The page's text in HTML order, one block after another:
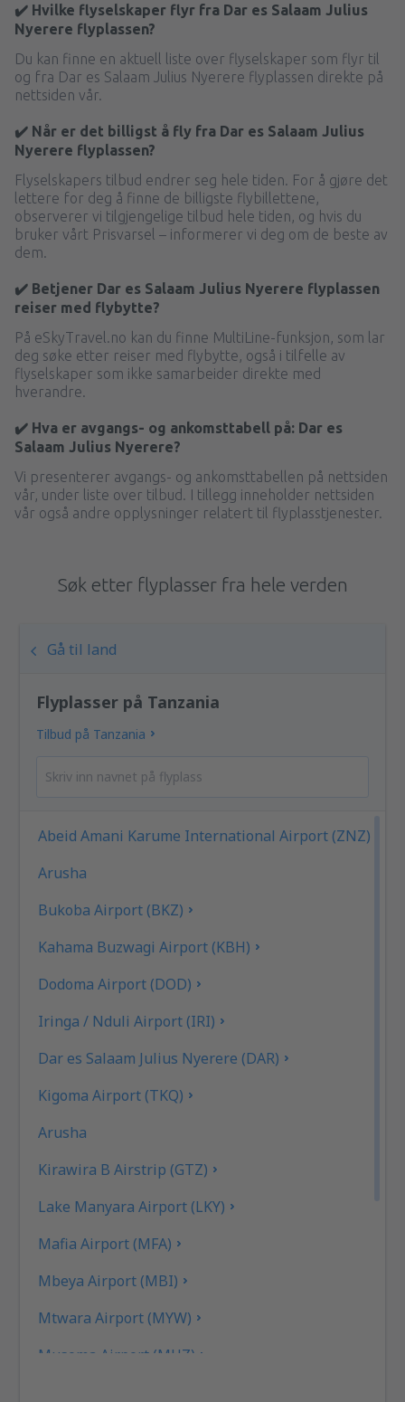
✔️ Hvilke flyselskaper flyr fra Dar es Salaam Julius
Nyerere flyplassen?
Du kan finne en aktuell liste over flyselskaper som flyr til
og fra Dar es Salaam Julius Nyerere flyplassen direkte på
nettsiden vår.
✔️ Når er det billigst å fly fra Dar es Salaam Julius
Nyerere flyplassen?
Flyselskapers tilbud endrer seg hele tiden. For å gjøre det
lettere for deg å finne de billigste flybillettene,
observerer vi tilgjengelige tilbud hele tiden, og hvis du
bruker vårt Prisvarsel – informerer vi deg om de beste av
dem.
✔️ Betjener Dar es Salaam Julius Nyerere flyplassen
reiser med flybytte?
På eSkyTravel.no kan du finne MultiLine-funksjon, som lar
deg søke etter reiser med flybytte, også i tilfelle av
flyselskaper som ikke samarbeider direkte med
hverandre.
✔️ Hva er avgangs- og ankomsttabell på: Dar es
Salaam Julius Nyerere?
Vi presenterer avgangs- og ankomsttabellen på nettsiden
vår, under liste over tilbud. I tillegg inneholder nettsiden
vår også andre opplysninger relatert til flyplasstjenester.
Søk etter flyplasser fra hele verden
Gå til land
Flyplasser på Tanzania
Tilbud på Tanzania
Abeid Amani Karume International Airport (ZNZ)
Arusha
Bukoba Airport (BKZ)
Kahama Buzwagi Airport (KBH)
Dodoma Airport (DOD)
Iringa / Nduli Airport (IRI)
Dar es Salaam Julius Nyerere (DAR)
Kigoma Airport (TKQ)
Arusha
Kirawira B Airstrip (GTZ)
Lake Manyara Airport (LKY)
Mafia Airport (MFA)
Mbeya Airport (MBI)
Mtwara Airport (MYW)
Musoma Airport (MUZ)